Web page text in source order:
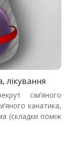
лікування
сім’яного
канатика,
(складки поміж